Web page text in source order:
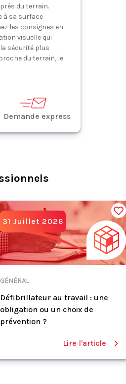
du terrain.
à sa surface
les consignes en
visuelle qui
sécurité plus
du terrain, le
Demande express
31 Juillet 2026
GÉNÉRAL
Défibrillateur au travail : une
obligation ou un choix de
prévention ?
Lire l'article